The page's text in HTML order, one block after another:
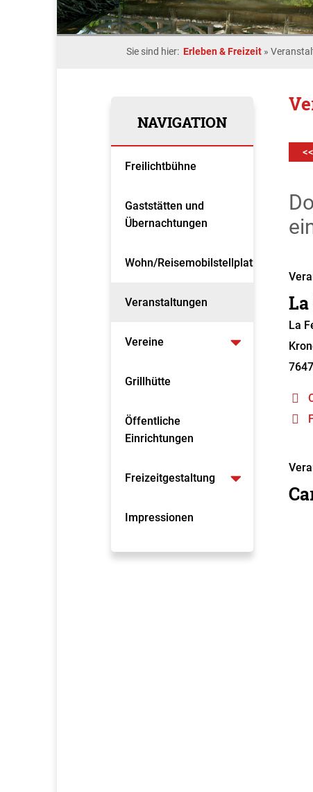
Sie sind hier: Erleben & Freizeit »
NAVIGATION
Freilichtbühne
Gaststätten und
Übernachtungen
Wohn/Reisemobilstellplatz
Veranstaltungen
Vereine
Grillhütte
Öffentliche
Einrichtungen
Freizeitgestaltung
Impressionen
La